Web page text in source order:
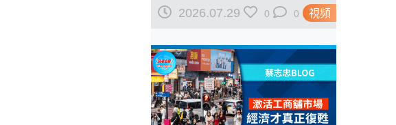
視頻
駁羅奇「玩完論」 香港唔靠
2026.07.29 0 0